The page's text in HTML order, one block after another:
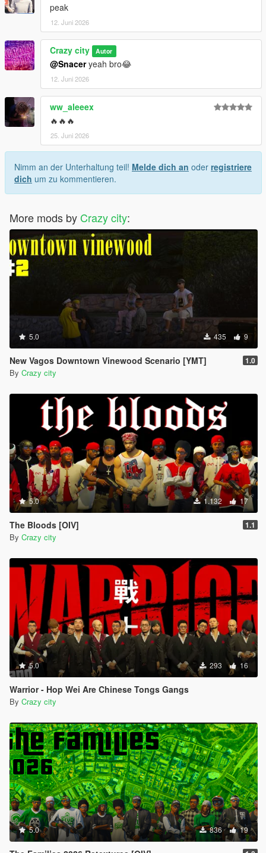
peak
12. Juni 2026
Crazy city Autor
@Snaceryeah bro😂
12. Juni 2026
ww_aleeex
🔥🔥🔥
25. Juni 2026
Nimm an der Unterhaltung teil! Melde dich an oder registriere
dich um zu kommentieren.
More mods by Crazy city:
5.0 435 9
New Vagos Downtown Vinewood Scenario [YMT] 1.0
By Crazy city
5.0 1.132 17
The Bloods [OIV] 1.1
By Crazy city
5.0 293 16
Warrior - Hop Wei Are Chinese Tongs Gangs
By Crazy city
5.0 836 19